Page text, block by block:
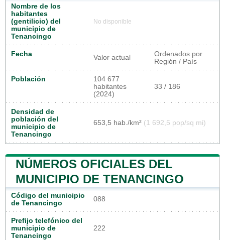
Nombre de los
habitantes
(gentilicio) del
municipio de
Tenancingo
No disponible
Fecha Valor actual
Ordenados por
Región / País
Población
104 677
habitantes
(2024)
33 / 186
Densidad de
población del
municipio de
Tenancingo
653,5 hab./km² (1 692,5 pop/sq mi)
NÚMEROS OFICIALES DEL
MUNICIPIO DE TENANCINGO
Código del municipio
de Tenancingo
088
Prefijo telefónico del
municipio de
Tenancingo
222